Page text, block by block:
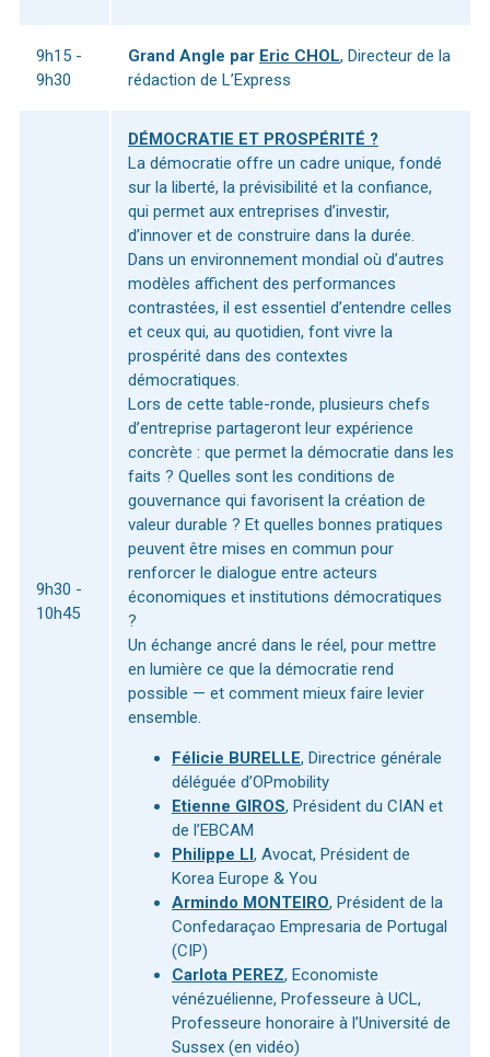
9h15 -
9h30
Grand Angle par Eric CHOL, Directeur de la
rédaction de L’Express
9h30 -
10h45
DÉMOCRATIE ET PROSPÉRITÉ ?
La démocratie offre un cadre unique, fondé
sur la liberté, la prévisibilité et la confiance,
qui permet aux entreprises d’investir,
d’innover et de construire dans la durée.
Dans un environnement mondial où d’autres
modèles affichent des performances
contrastées, il est essentiel d’entendre celles
et ceux qui, au quotidien, font vivre la
prospérité dans des contextes
démocratiques.
Lors de cette table-ronde, plusieurs chefs
d’entreprise partageront leur expérience
concrète : que permet la démocratie dans les
faits ? Quelles sont les conditions de
gouvernance qui favorisent la création de
valeur durable ? Et quelles bonnes pratiques
peuvent être mises en commun pour
renforcer le dialogue entre acteurs
économiques et institutions démocratiques
?
Un échange ancré dans le réel, pour mettre
en lumière ce que la démocratie rend
possible — et comment mieux faire levier
ensemble.
Félicie BURELLE, Directrice générale
déléguée d’OPmobility
Etienne GIROS, Président du CIAN et
de l’EBCAM
Philippe LI, Avocat, Président de
Korea Europe & You
Armindo MONTEIRO, Président de la
Confedaraçao Empresaria de Portugal
(CIP)
Carlota PEREZ, Economiste
vénézuélienne, Professeure à UCL,
Professeure honoraire à l’Université de
Sussex (en vidéo)